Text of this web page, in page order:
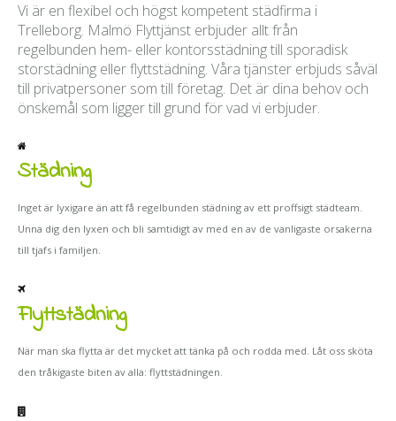
Vi är en flexibel och högst kompetent städfirma i
Trelleborg. Malmö Flyttjänst erbjuder allt från
regelbunden hem- eller kontorsstädning till sporadisk
storstädning eller flyttstädning. Våra tjänster erbjuds såväl
till privatpersoner som till företag. Det är dina behov och
önskemål som ligger till grund för vad vi erbjuder.
Städning
Inget är lyxigare än att få regelbunden städning av ett proffsigt städteam.
Unna dig den lyxen och bli samtidigt av med en av de vanligaste orsakerna
till tjafs i familjen.
Flyttstädning
När man ska flytta är det mycket att tänka på och rodda med. Låt oss sköta
den tråkigaste biten av alla: flyttstädningen.